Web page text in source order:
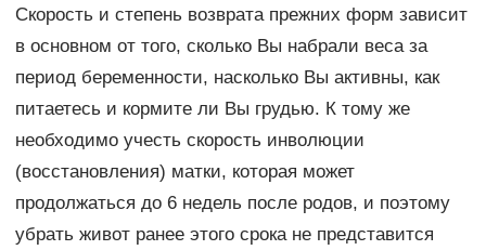
Скорость и степень возврата прежних форм зависит
в основном от того, сколько Вы набрали веса за
период беременности, насколько Вы активны, как
питаетесь и кормите ли Вы грудью. К тому же
необходимо учесть скорость инволюции
(восстановления) матки, которая может
продолжаться до 6 недель после родов, и поэтому
убрать живот ранее этого срока не представится